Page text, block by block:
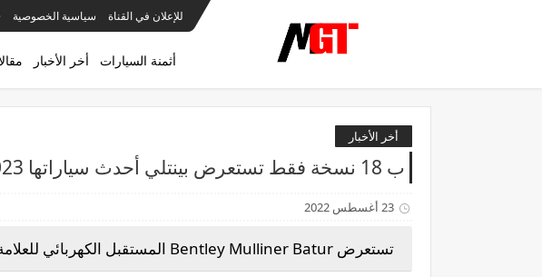
للإعلان في القناة سياسية الخصوصية
أثمنة السيارات أخر الأخبار
أخر الأخبار
ب 18 نسخة فقط تستعرض بينتلي أحدث سياراتها Bentley Mulliner Batur 2023
23 أغسطس 2022
تستعرض Bentley Mulliner Batur المستقبل الكهربائي